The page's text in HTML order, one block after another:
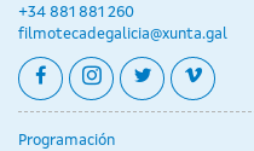
+34 881 881 260
filmotecadegalicia@xunta.gal
facebookinstagram
twittervimeo
Programación